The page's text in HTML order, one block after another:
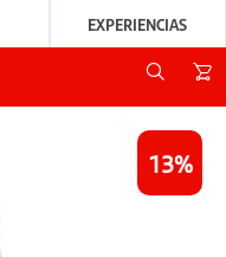
EXPERIENCIAS
13